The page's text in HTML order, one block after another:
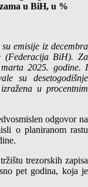
u BiH, u %
emisije iz decembra
(Federacija BiH). Za
2025. godine. I
su desetogodišnje
u procentnim
odgovor na
o planiranom rastu
trezorskih zapisa
pet godina, koja je